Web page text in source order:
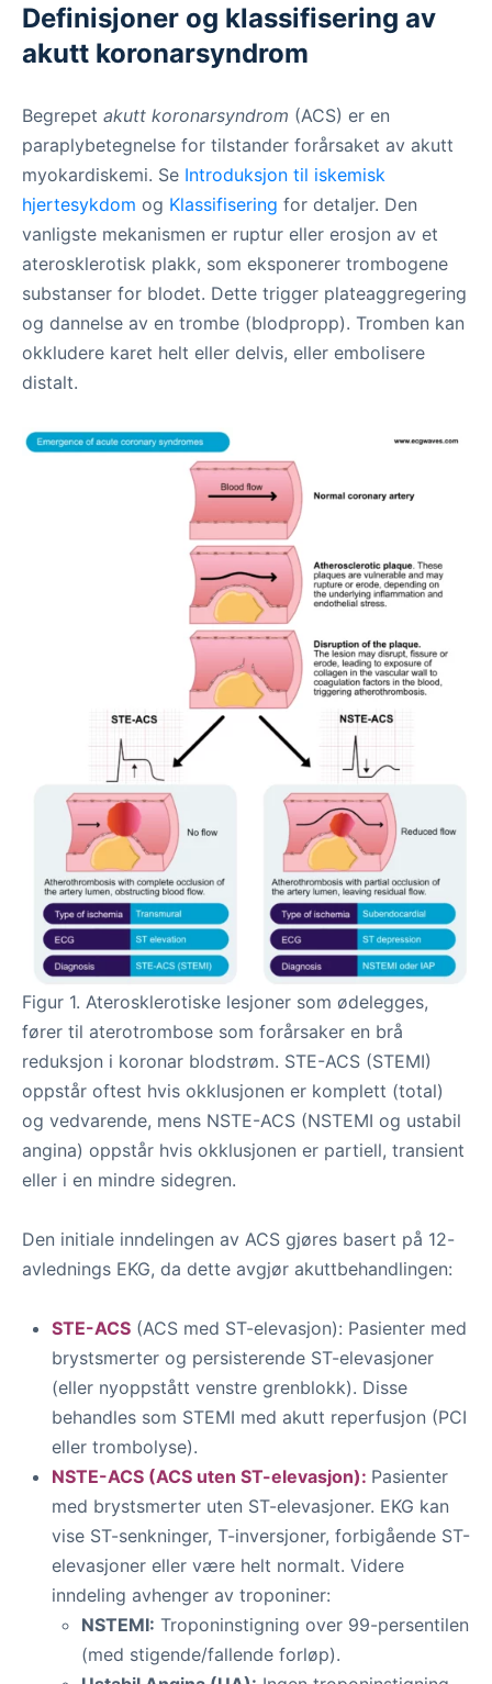
Definisjoner og klassifisering av
akutt koronarsyndrom
Begrepet akutt koronarsyndrom (ACS) er en
paraplybetegnelse for tilstander forårsaket av akutt
myokardiskemi. Se Introduksjon til iskemisk
hjertesykdom og Klassifisering for detaljer. Den
vanligste mekanismen er ruptur eller erosjon av et
aterosklerotisk plakk, som eksponerer trombogene
substanser for blodet. Dette trigger plateaggregering
og dannelse av en trombe (blodpropp). Tromben kan
okkludere karet helt eller delvis, eller embolisere
distalt.
Figur 1. Aterosklerotiske lesjoner som ødelegges,
fører til aterotrombose som forårsaker en brå
reduksjon i koronar blodstrøm. STE-ACS (STEMI)
oppstår oftest hvis okklusjonen er komplett (total)
og vedvarende, mens NSTE-ACS (NSTEMI og ustabil
angina) oppstår hvis okklusjonen er partiell, transient
eller i en mindre sidegren.
Den initiale inndelingen av ACS gjøres basert på 12-
avlednings EKG, da dette avgjør akuttbehandlingen:
STE-ACS (ACS med ST-elevasjon): Pasienter med
brystsmerter og persisterende ST-elevasjoner
(eller nyoppstått venstre grenblokk). Disse
behandles som STEMI med akutt reperfusjon (PCI
eller trombolyse).
NSTE-ACS (ACS uten ST-elevasjon): Pasienter
med brystsmerter uten ST-elevasjoner. EKG kan
vise ST-senkninger, T-inversjoner, forbigående ST-
elevasjoner eller være helt normalt. Videre
inndeling avhenger av troponiner:
NSTEMI: Troponinstigning over 99-persentilen
(med stigende/fallende forløp).